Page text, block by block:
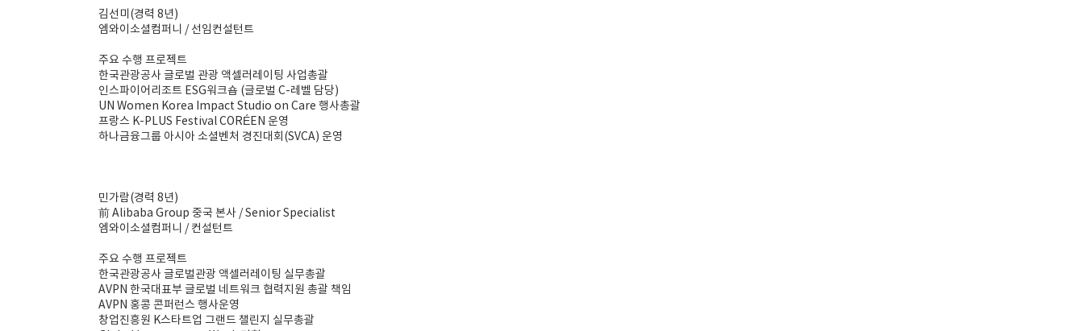
김선미(경력 8년)
엠와이소셜컴퍼니 / 선임컨설턴트
주요 수행 프로젝트
한국관광공사 글로벌 관광 액셀러레이팅 사업총괄
인스파이어리조트 ESG워크숍 (글로벌 C-레벨 담당)
UN Women Korea Impact Studio on Care 행사총괄
프랑스 K-PLUS Festival CORÉEN 운영
하나금융그룹 아시아 소셜벤처 경진대회(SVCA) 운영
민가람(경력 8년)
前 Alibaba Group 중국 본사 / Senior Specialist
엠와이소셜컴퍼니 / 컨설턴트
주요 수행 프로젝트
한국관광공사 글로벌관광 액셀러레이팅 실무총괄
AVPN 한국대표부 글로벌 네트워크 협력지원 총괄 책임
AVPN 홍콩 콘퍼런스 행사운영
창업진흥원 K스타트업 그랜드 챌린지 실무총괄